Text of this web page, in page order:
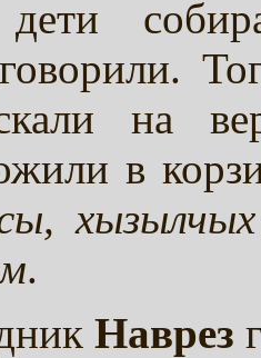
на
в
.
Наврез